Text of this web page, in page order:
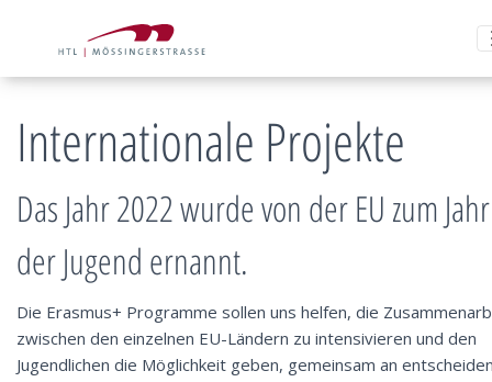
Internationale Projekte
Das Jahr 2022 wurde von der EU zum Jahr
der Jugend ernannt.
Die Erasmus+ Programme sollen uns helfen, die
zwischen den einzelnen EU-Ländern zu intensivieren und den
Jugendlichen die Möglichkeit geben, gemeinsam an